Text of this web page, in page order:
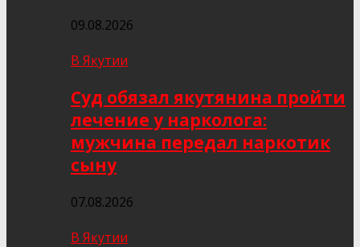
09.08.2026
В Якутии
Суд обязал якутянина пройти
лечение у нарколога:
мужчина передал наркотик
сыну
07.08.2026
В Якутии